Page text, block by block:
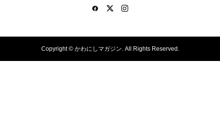
Copyright ©かわにしマガジン. All Rights Reserved.